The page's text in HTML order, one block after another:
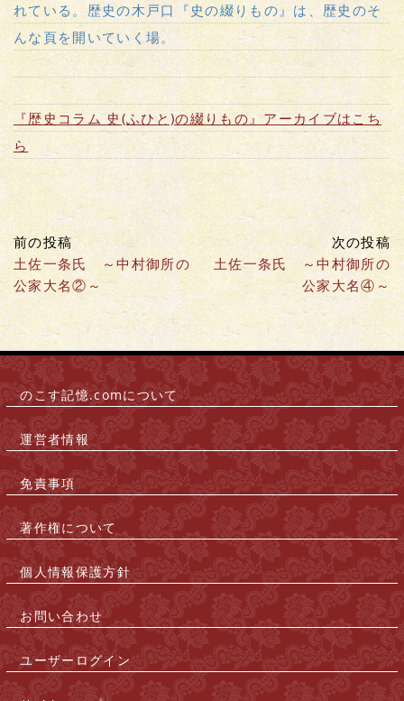
れている。歴史の木戸口『史の綴りもの』は、歴史のそ
んな頁を開いていく場。
『歴史コラム 史(ふひと)の綴りもの』アーカイブはこち
ら
前の投稿
土佐一条氏 ～中村御所の
公家大名②～
次の投稿
土佐一条氏 ～中村御所の
公家大名④～
のこす記憶.comについて
運営者情報
免責事項
著作権について
個人情報保護方針
お問い合わせ
ユーザーログイン